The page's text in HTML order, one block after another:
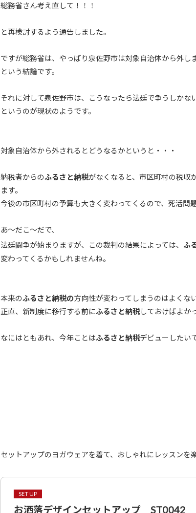
総務省さん考え直して！！！
と再検討するよう通告しました。
ですが総務省は、やっぱり泉佐野市は対象自治体から外しま
という結論です。
それに対して泉佐野市は、こうなったら法廷で争うしかな
というのが現状のようです。
対象自治体から外されるとどうなるかというと・・・
納税者からのふるさと納税がなくなると、市区町村の税収
ます。
今後の市区町村の予算も大きく変わってくるので、死活問
あ〜だこ〜だで、
法廷闘争が始まりますが、この裁判の結果によっては、 ふ
変わってくるかもしれませんね。
本来のふるさと納税の方向性が変わってしまうのはよくな
正直、新制度に移行する前にふるさと納税しておけばよか
なにはともあれ、今年ことはふるさと納税デビューしたい
セットアップのヨガウェアを着て、おしゃれにレッスン
SET UP
お洒落デザインセットアップ ST0042